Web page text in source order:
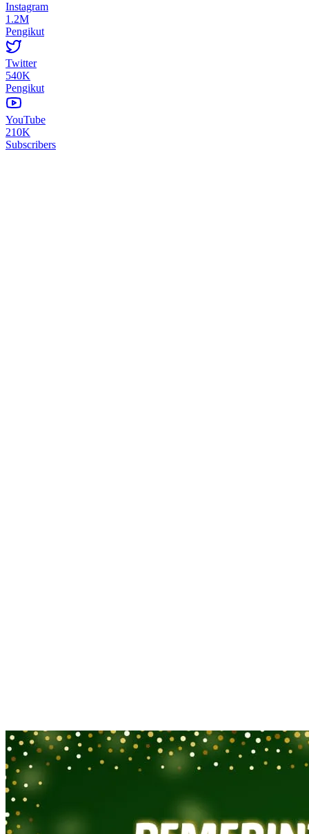
Instagram
1.2M
Pengikut
Twitter
540K
Pengikut
YouTube
210K
Subscribers